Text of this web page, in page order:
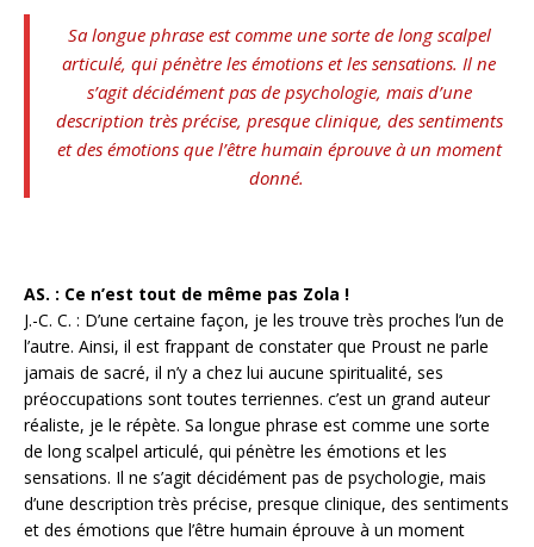
Sa longue phrase est comme une sorte de long scalpel
articulé, qui pénètre les émotions et les sensations. Il ne
s’agit décidément pas de psychologie, mais d’une
description très précise, presque clinique, des sentiments
et des émotions que l’être humain éprouve à un moment
donné.
AS. : Ce n’est tout de même pas Zola !
J.-C. C. : D’une certaine façon, je les trouve très proches l’un de
l’autre. Ainsi, il est frappant de constater que Proust ne parle
jamais de sacré, il n’y a chez lui aucune spiritualité, ses
préoccupations sont toutes terriennes. c’est un grand auteur
réaliste, je le répète. Sa longue phrase est comme une sorte
de long scalpel articulé, qui pénètre les émotions et les
sensations. Il ne s’agit décidément pas de psychologie, mais
d’une description très précise, presque clinique, des sentiments
et des émotions que l’être humain éprouve à un moment